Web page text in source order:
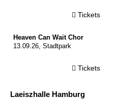
Tickets
Heaven Can Wait Chor
13.09.26, Stadtpark
Tickets
Laeiszhalle Hamburg